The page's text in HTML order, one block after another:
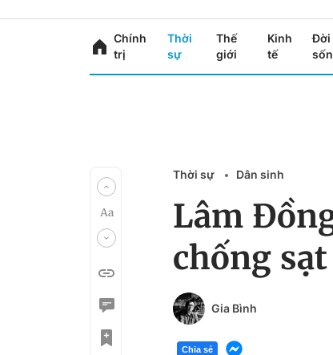
Chính
trị
Thời
sự
Thế
giới
Kinh
tế
Đời
Thời sự Dân sinh
Lâm
chống
Gia Bình
Chia sẻ